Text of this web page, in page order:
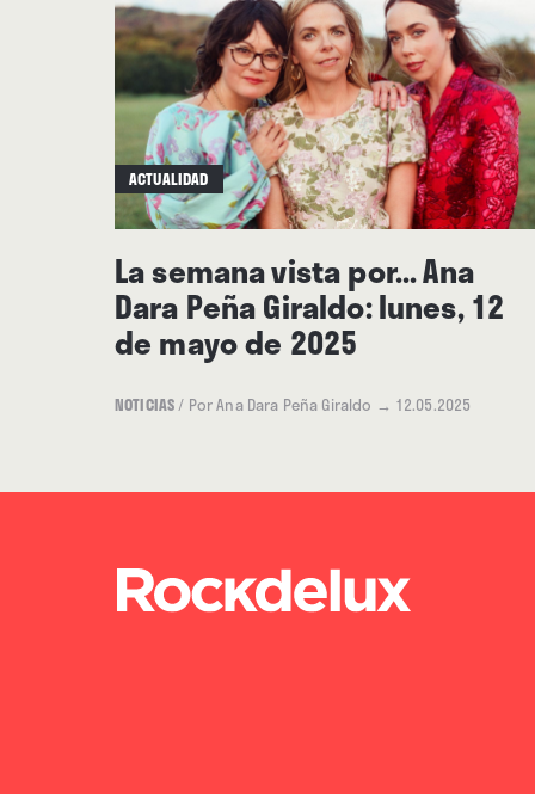
ACTUALIDAD
La semana vista por... Ana
Dara Peña Giraldo: lunes, 12
de mayo de 2025
NOTICIAS/ Por Ana Dara Peña Giraldo → 12.05.2025